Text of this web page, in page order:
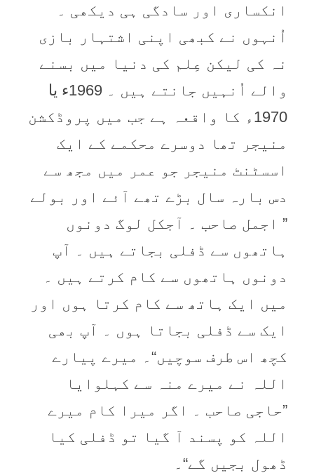
انکساری اور سادگی ہی دیکھی ۔
اُنہوں نے کبھی اپنی اشتہار بازی
نہ کی لیکن عِلم کی دنیا میں بسنے
والے اُنہیں جانتے ہیں ۔ 1969ء یا
1970ء کا واقعہ ہے جب میں پروڈکشن
منیجر تھا دوسرے محکمے کے ایک
اسسٹنٹ منیجر جو عمر میں مجھ سے
دس بارہ سال بڑے تھے آئے اور بولے
” اجمل صاحب ۔ آجکل لوگ دونوں
ہاتھوں سے ڈفلی بجاتے ہیں ۔ آپ
دونوں ہاتھوں سے کام کرتے ہیں ۔
میں ایک ہاتھ سے کام کرتا ہوں اور
ایک سے ڈفلی بجاتا ہوں ۔ آپ بھی
کچھ اس طرف سوچیں“۔ میرے پیارے
اللہ نے میرے منہ سے کہلوایا
”حاجی صاحب ۔ اگر میرا کام میرے
اللہ کو پسند آ گیا تو ڈفلی کیا
ڈھول بجیں گے“۔